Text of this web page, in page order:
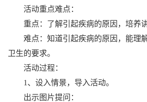
活动重点难点：
重点：了解引起疾病的原因，培养
难点：知道引起疾病的原因，能理
卫生的要求。
活动过程：
1、设入情景，导入活动。
出示图片提问：